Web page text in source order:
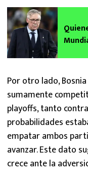
Por otro lado,
sumamente
playoffs, tanto
probabilidades
empatar ambos
avanzar. Este dato
crece ante la